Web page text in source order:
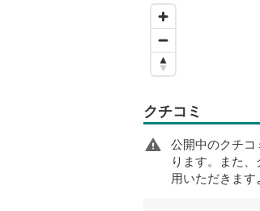
クチコミ
公開中のクチ
ります。また
用いただきます